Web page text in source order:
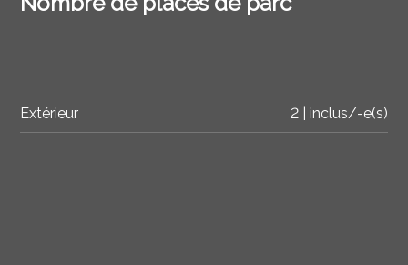
Extérieur 2 | inclus/-e(s)